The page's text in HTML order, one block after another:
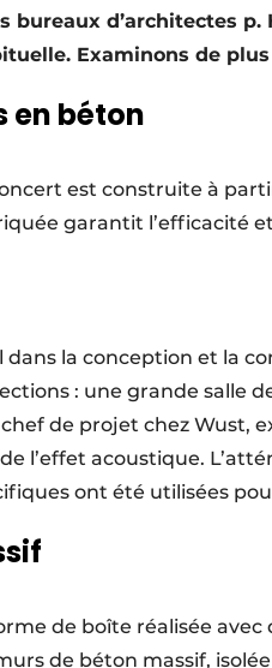
bureaux d’architectes p.
Examinons de
en béton
est construite à
garantit l’efficacité
dans la conception et la
: une grande salle
de projet chez Wust,
l’effet acoustique.
ont été utilisées
de boîte réalisée avec
de béton massif,